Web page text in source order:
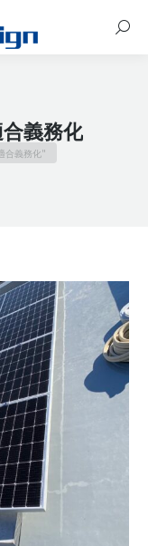
義務化
合義務化"